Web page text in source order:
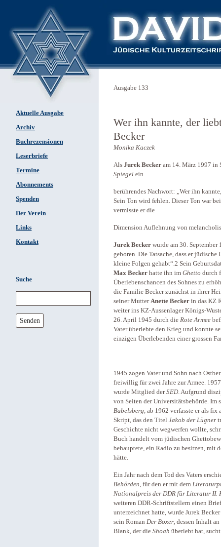
Aktuelle Ausgabe
Archiv
Buchrezensionen
Leserbriefe
Termine
Abonnements
Spenden
Der Verein
Links
Kontakt
Suche
Senden
Ausgabe 133
Wer ihn kannte, der
Becker
Monika Kaczek
Als Jurek Becker am 14. März 1997 in
Spiegel ein
berührendes Nachwort: „Wer ihn
Sein Ton wird fehlen. Dieser Ton war
vermisste er die
Dimension Auflehnung von
Jurek Becker wurde am 30.
geboren. Die Tatsache, dass er
kleine Folgen gehabt“.2 Sein
Max Becker hatte ihn im Ghetto durch
Überlebenschancen des Sohnes zu
die Familie Becker zunächst in ihrer
seiner MutterAnette Becker in das KZ
weiter ins KZ-Aussenlager Königs-
26. April 1945 durch die Rote Armee
Vater überlebte den Krieg und konnte
einzigen Überlebenden einer grossen
1945 zogen Vater und Sohn nach
freiwillig für zwei Jahre zur Armee.
wurde Mitglied derSED. Aufgrund
von Seiten der Universitätsbehörde. Im
Babelsberg, ab 1962 verfasste er als fix
Skript, das den Titel Jakob der Lügner
Geschichte nicht wegwerfen wollte,
Buch handelt vom jüdischen
behauptete, ein Radio zu besitzen, mit
hätte.
Ein Jahr nach dem Tod des Vaters
Behörden, für den er mit dem
Nationalpreis der DDR für Literatur II.
weiteren DDR-Schriftstellern einen
unterzeichnet hatte, wurde Jurek
sein Roman Der Boxer, dessen Inhalt
Blank, der die Shoah überlebt hat,